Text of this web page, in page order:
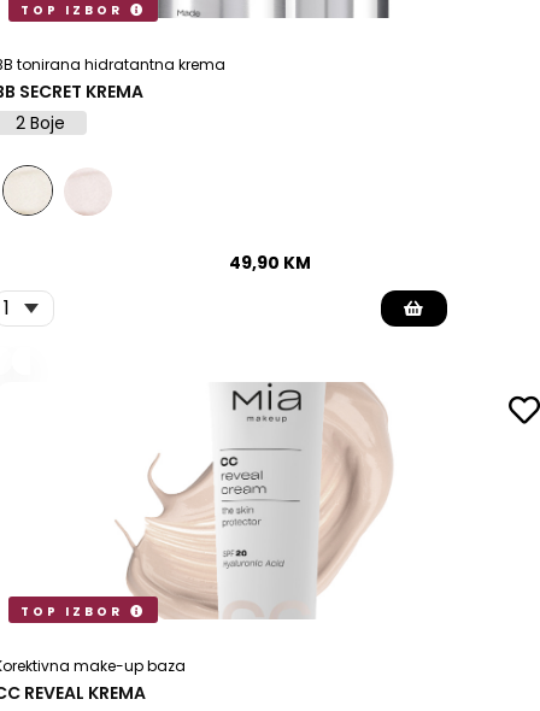
TOP IZBOR
tonirana hidratantna krema
SECRET KREMA
2 Boje
49,90 KM
TOP IZBOR
make-up baza
REVEAL KREMA